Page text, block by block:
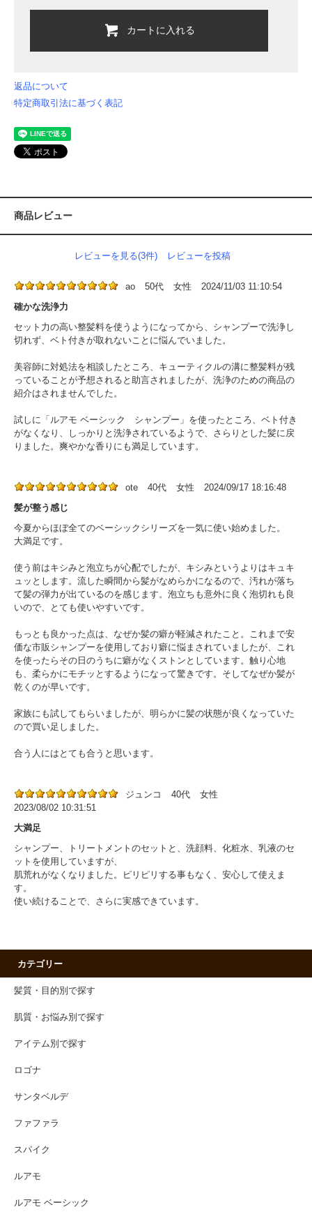
カートに入れる
返品について
特定商取引法に基づく表記
商品レビュー
レビューを見る(3件) レビューを投稿
ao 50代 女性
2024/11/03 11:10:54
確かな洗浄力
セット力の高い整髪料を使うようになってから、シャンプーで洗浄し
切れず、ベト付きが取れないことに悩んでいました。
美容師に対処法を相談したところ、キューティクルの溝に整髪料が残
っていることが予想されると助言されましたが、洗浄のための商品の
紹介はされませんでした。
試しに「ルアモ ベーシック シャンプー」を使ったところ、ベト付き
がなくなり、しっかりと洗浄されているようで、さらりとした髪に戻
りました。爽やかな香りにも満足しています。
ote 40代 女性
2024/09/17 18:16:48
髪が整う感じ
今夏からほぼ全てのベーシックシリーズを一気に使い始めました。
大満足です。
使う前はキシみと泡立ちが心配でしたが、キシみというよりはキュキ
ュッとします。流した瞬間から髪がなめらかになるので、汚れが落ち
て髪の弾力が出ているのを感じます。泡立ちも意外に良く泡切れも良
いので、とても使いやすいです。
もっとも良かった点は、なぜか髪の癖が軽減されたこと。これまで安
価な市販シャンプーを使用しており癖に悩まされていましたが、これ
を使ったらその日のうちに癖がなくストンとしています。触り心地
も、柔らかにモチッとするようになって驚きです。そしてなぜか髪が
乾くのが早いです。
家族にも試してもらいましたが、明らかに髪の状態が良くなっていた
ので買い足しました。
合う人にはとても合うと思います。
ジュンコ 40代
女性
2023/08/02 10:31:51
大満足
シャンプー、トリートメントのセットと、洗顔料、化粧水、乳液のセ
ットを使用していますが、
肌荒れがなくなりました。ピリピリする事もなく、安心して使えま
す。
使い続けることで、さらに実感できています。
カテゴリー
髪質・目的別で探す
肌質・お悩み別で探す
アイテム別で探す
ロゴナ
サンタベルデ
ファファラ
スパイク
ルアモ
ルアモ ベーシック